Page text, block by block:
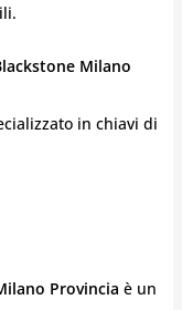
Milano
in chiavi di
Provincia è un